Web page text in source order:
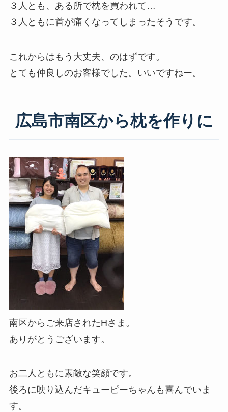
３人とも、ある所で枕を買われて…
３人ともに首が痛くなってしまったそうです。
これからはもう大丈夫、のはずです。
とても仲良しのお客様でした。いいですねー。
広島市南区から枕を作りに
南区からご来店されたHさま。
ありがとうございます。
お二人ともに素敵な笑顔です。
後ろに映り込んだキューピーちゃんも喜んでいま
す。